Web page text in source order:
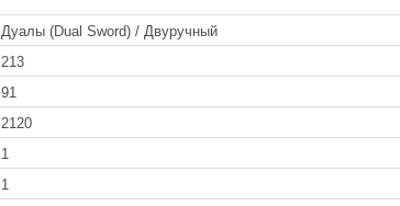
Дуалы (Dual Sword) / Двуручный
213
91
2120
1
1